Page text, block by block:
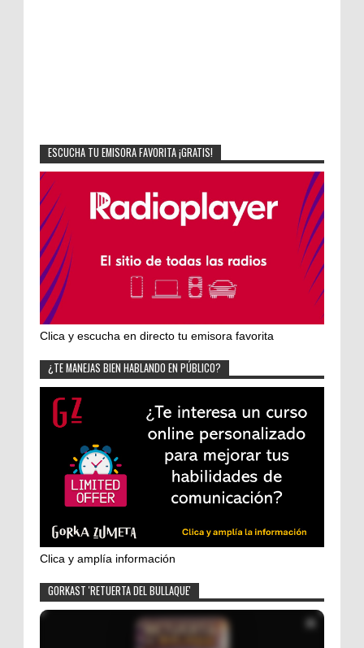
ESCUCHA TU EMISORA FAVORITA ¡GRATIS!
Clica y escucha en directo tu emisora favorita
¿TE MANEJAS BIEN HABLANDO EN PÚBLICO?
Clica y amplía información
GORKAST 'RETUERTA DEL BULLAQUE'